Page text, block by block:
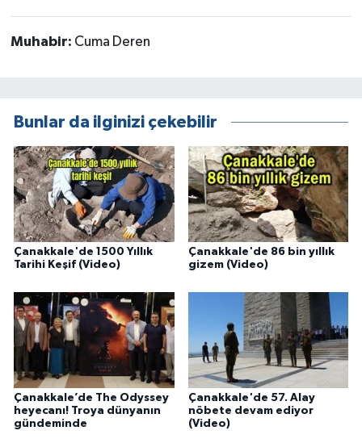
Muhabir: Cuma Deren
Bunlar da ilginizi çekebilir
Çanakkale'de 1500 Yıllık
Tarihi Keşif (Video)
Çanakkale'de 86 bin yıllık
gizem (Video)
Çanakkale’de The Odyssey
heyecanı! Troya dünyanın
gündeminde
Çanakkale'de 57. Alay
nöbete devam ediyor
(Video)